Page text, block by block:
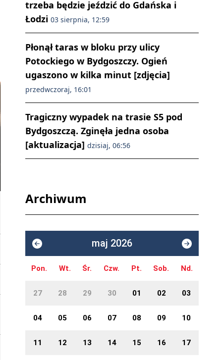
trzeba będzie jeździć do Gdańska i
Łodzi 03 sierpnia, 12:59
Płonął taras w bloku przy ulicy
Potockiego w Bydgoszczy. Ogień
ugaszono w kilka minut [zdjęcia]
przedwczoraj, 16:01
Tragiczny wypadek na trasie S5 pod
Bydgoszczą. Zginęła jedna osoba
[aktualizacja] dzisiaj, 06:56
Archiwum
maj 2026
Pon. Wt. Śr. Czw. Pt. Sob. Nd.
27 28 29 30 01 02 03
04 05 06 07 08 09 10
11 12 13 14 15 16 17